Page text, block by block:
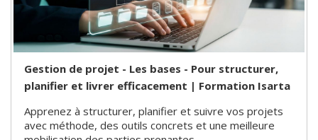
Gestion de projet - Les bases - Pour structurer,
planifier et livrer efficacement | Formation Isarta
Apprenez à structurer, planifier et suivre vos projets
avec méthode, des outils concrets et une meilleure